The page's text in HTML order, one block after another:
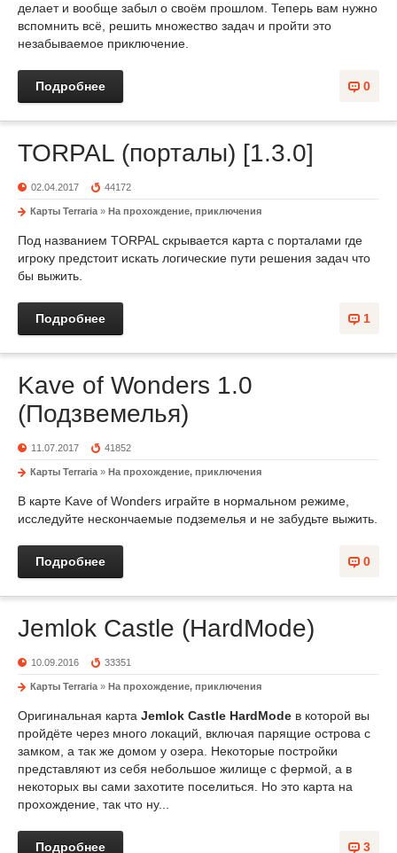
делает и вообще забыл о своём прошлом. Теперь вам нужно
вспомнить всё, решить множество задач и пройти это
незабываемое приключение.
0
Подробнее
TORPAL (порталы) [1.3.0]
02.04.2017 44172
Карты Terraria » На прохождение, приключения
Под названием TORPAL скрывается карта с порталами где
игроку предстоит искать логические пути решения задач что
бы выжить.
1
Подробнее
Kave of Wonders 1.0
(Подзвемелья)
11.07.2017 41852
Карты Terraria » На прохождение, приключения
В карте Kave of Wonders играйте в нормальном режиме,
исследуйте нескончаемые подземелья и не забудьте выжить.
0
Подробнее
Jemlok Castle (HardMode)
10.09.2016 33351
Карты Terraria » На прохождение, приключения
Оригинальная карта Jemlok Castle HardMode в которой вы
пройдёте через много локаций, включая парящие острова с
замком, а так же домом у озера. Некоторые постройки
представляют из себя небольшое жилище с фермой, а в
некоторых вы сами захотите поселиться. Но это карта на
прохождение, так что ну...
3
Подробнее